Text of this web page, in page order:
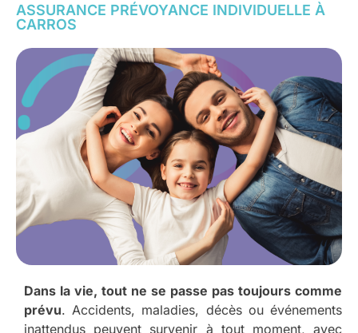
ASSURANCE PRÉVOYANCE INDIVIDUELLE À
CARROS
Dans la vie, tout ne se passe pas toujours comme
prévu. Accidents, maladies, décès ou événements
inattendus peuvent survenir à tout moment, avec